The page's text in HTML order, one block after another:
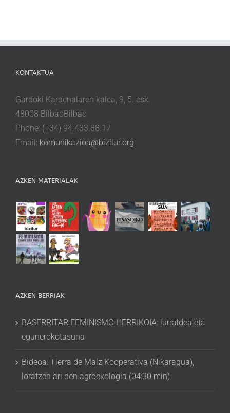
KONTAKTUA
Gardoki Kardenalaren kalea, 9, 5. esk.
48008 BilbaoBilbao
Phone: (+34) 94.433.88.17
Email: komunikazioa@bizilur.org
AZKEN MATERIALAK
AZKEN BERRIAK
BASERRITAR FEMINISMO HERRIKOIA: lurraldea eta
egunerokotasuna
Bideoa: Tierra de Maíz Kooperativa (Nikaragua),
loratzen ari den agroekologia (04:30 min)